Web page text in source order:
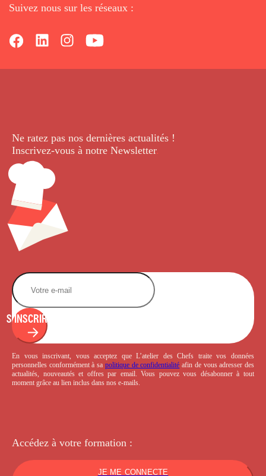
Suivez nous sur les réseaux :
Ne ratez pas nos dernières actualités !
Inscrivez-vous à notre Newsletter.
S'INSCRIRE
En vous inscrivant, vous acceptez que L’atelier des Chefs traite vos données
personnelles conformément à sa politique de confidentialité afin de vous adresser des
actualités, nouveautés et offres par email. Vous pouvez vous désabonner à tout
moment grâce au lien inclus dans nos e-mails.
Accédez à votre formation :
JE ME CONNECTE